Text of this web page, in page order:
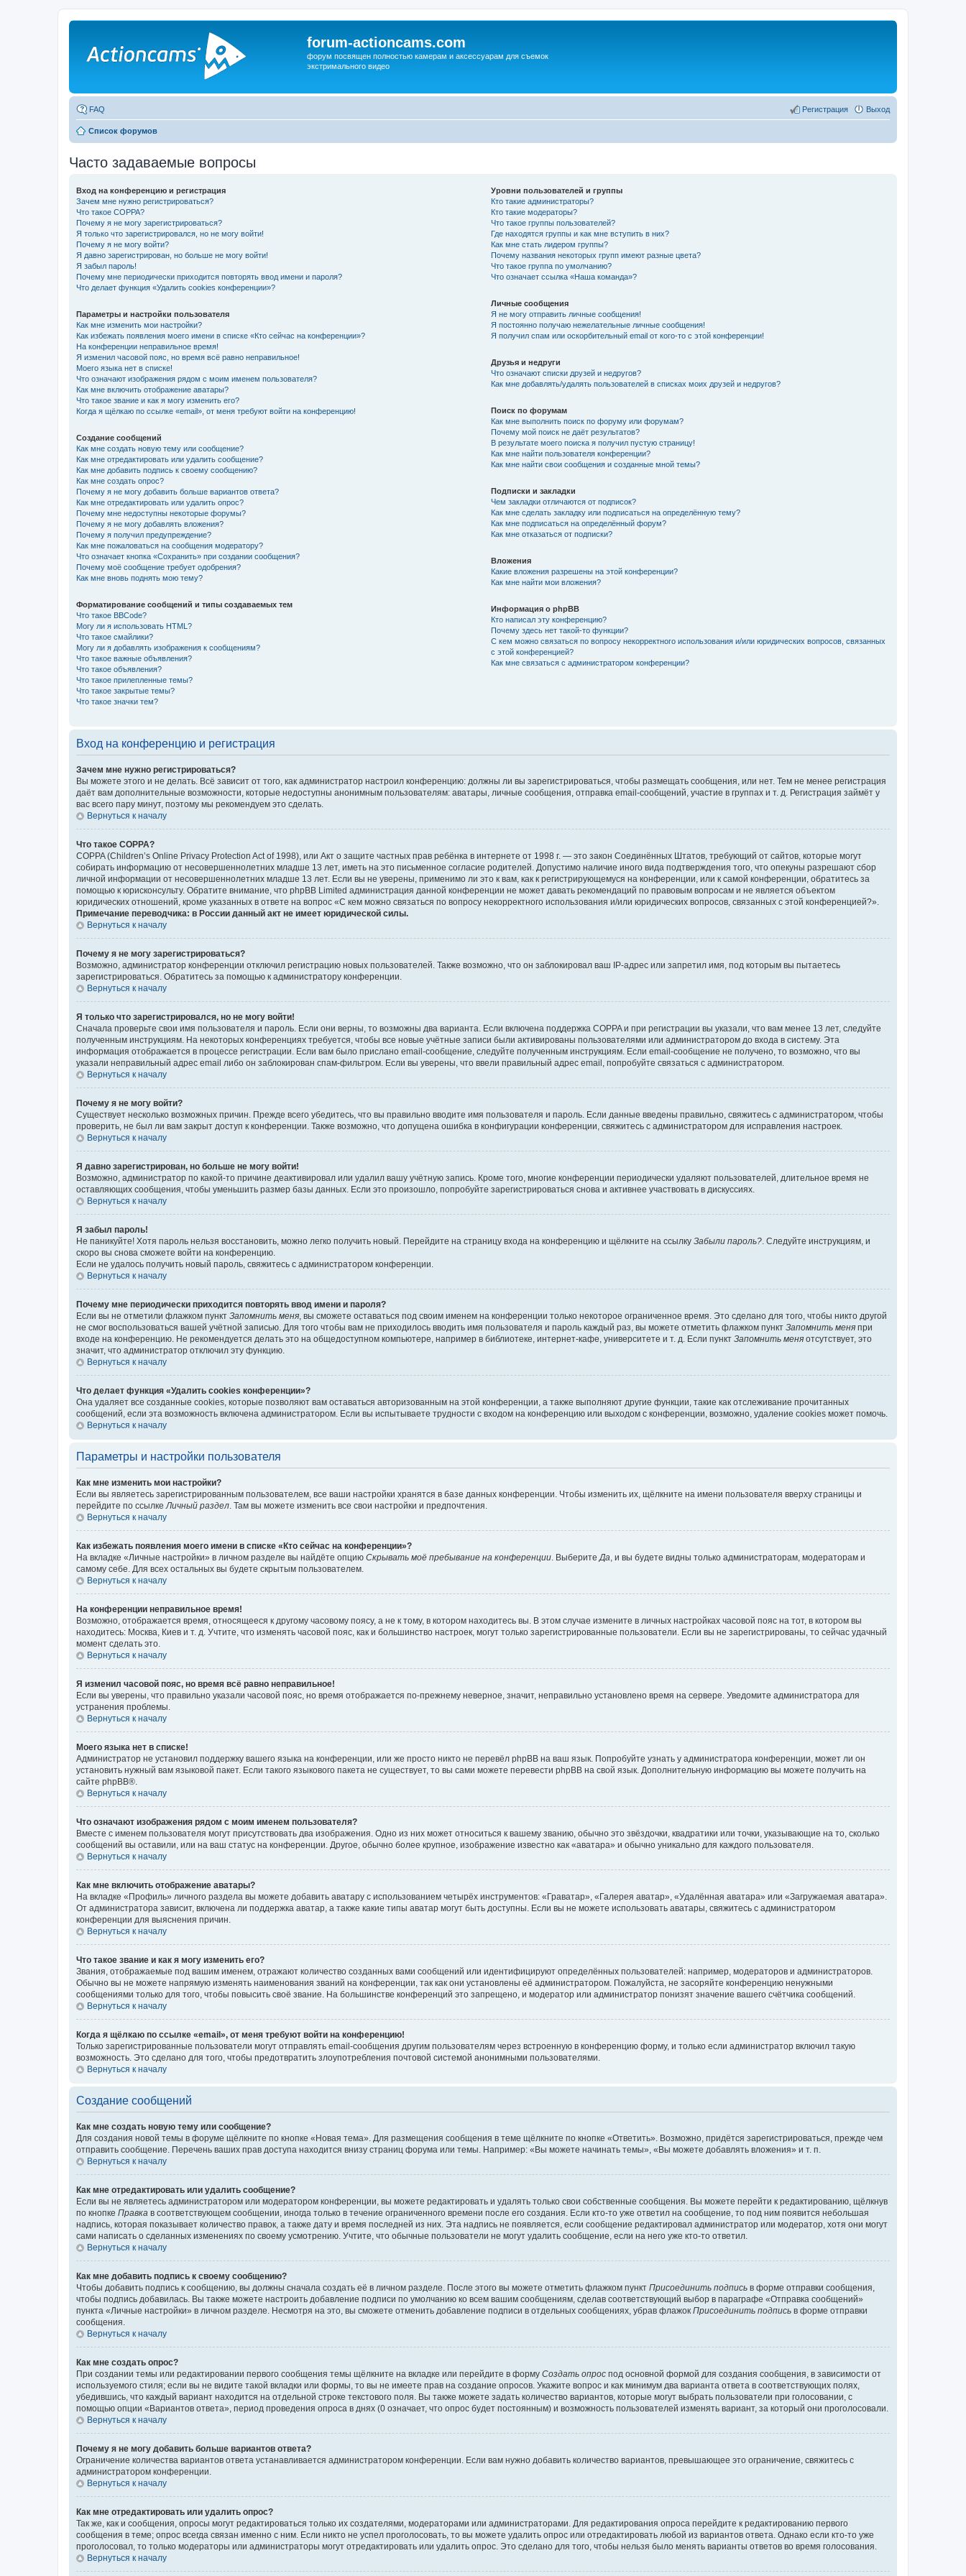
forum-actioncams.com
форум посвящен полностью камерам и аксессуарам для съемок
экстримального видео
FAQ Выход
Регистрация
Список форумов
Часто задаваемые вопросы
Вход на конференцию и регистрация
Зачем мне нужно регистрироваться?
Что такое COPPA?
Почему я не могу зарегистрироваться?
Я только что зарегистрировался, но не могу войти!
Почему я не могу войти?
Я давно зарегистрирован, но больше не могу войти!
Я забыл пароль!
Почему мне периодически приходится повторять ввод имени и пароля?
Что делает функция «Удалить cookies конференции»?
Параметры и настройки пользователя
Как мне изменить мои настройки?
Как избежать появления моего имени в списке «Кто сейчас на конференции»?
На конференции неправильное время!
Я изменил часовой пояс, но время всё равно неправильное!
Моего языка нет в списке!
Что означают изображения рядом с моим именем пользователя?
Как мне включить отображение аватары?
Что такое звание и как я могу изменить его?
Когда я щёлкаю по ссылке «email», от меня требуют войти на конференцию!
Создание сообщений
Как мне создать новую тему или сообщение?
Как мне отредактировать или удалить сообщение?
Как мне добавить подпись к своему сообщению?
Как мне создать опрос?
Почему я не могу добавить больше вариантов ответа?
Как мне отредактировать или удалить опрос?
Почему мне недоступны некоторые форумы?
Почему я не могу добавлять вложения?
Почему я получил предупреждение?
Как мне пожаловаться на сообщения модератору?
Что означает кнопка «Сохранить» при создании сообщения?
Почему моё сообщение требует одобрения?
Как мне вновь поднять мою тему?
Форматирование сообщений и типы создаваемых тем
Что такое BBCode?
Могу ли я использовать HTML?
Что такое смайлики?
Могу ли я добавлять изображения к сообщениям?
Что такое важные объявления?
Что такое объявления?
Что такое прилепленные темы?
Что такое закрытые темы?
Что такое значки тем?
Уровни пользователей и группы
Кто такие администраторы?
Кто такие модераторы?
Что такое группы пользователей?
Где находятся группы и как мне вступить в них?
Как мне стать лидером группы?
Почему названия некоторых групп имеют разные цвета?
Что такое группа по умолчанию?
Что означает ссылка «Наша команда»?
Личные сообщения
Я не могу отправить личные сообщения!
Я постоянно получаю нежелательные личные сообщения!
Я получил спам или оскорбительный email от кого-то с этой конференции!
Друзья и недруги
Что означают списки друзей и недругов?
Как мне добавлять/удалять пользователей в списках моих друзей и недругов?
Поиск по форумам
Как мне выполнить поиск по форуму или форумам?
Почему мой поиск не даёт результатов?
В результате моего поиска я получил пустую страницу!
Как мне найти пользователя конференции?
Как мне найти свои сообщения и созданные мной темы?
Подписки и закладки
Чем закладки отличаются от подписок?
Как мне сделать закладку или подписаться на определённую тему?
Как мне подписаться на определённый форум?
Как мне отказаться от подписки?
Вложения
Какие вложения разрешены на этой конференции?
Как мне найти мои вложения?
Информация о phpBB
Кто написал эту конференцию?
Почему здесь нет такой-то функции?
С кем можно связаться по вопросу некорректного использования и/или юридических вопросов, связанных
с этой конференцией?
Как мне связаться с администратором конференции?
Вход на конференцию и регистрация
Зачем мне нужно регистрироваться?
Вы можете этого и не делать. Всё зависит от того, как администратор настроил конференцию: должны ли вы зарегистрироваться, чтобы размещать сообщения, или нет. Тем не менее регистрация
даёт вам дополнительные возможности, которые недоступны анонимным пользователям: аватары, личные сообщения, отправка email-сообщений, участие в группах и т. д. Регистрация займёт у
вас всего пару минут, поэтому мы рекомендуем это сделать.
Вернуться к началу
Что такое COPPA?
COPPA (Children’s Online Privacy Protection Act of 1998), или Акт о защите частных прав ребёнка в интернете от 1998 г. — это закон Соединённых Штатов, требующий от сайтов, которые могут
собирать информацию от несовершеннолетних младше 13 лет, иметь на это письменное согласие родителей. Допустимо наличие иного вида подтверждения того, что опекуны разрешают сбор
личной информации от несовершеннолетних младше 13 лет. Если вы не уверены, применимо ли это к вам, как к регистрирующемуся на конференции, или к самой конференции, обратитесь за
помощью к юрисконсульту. Обратите внимание, что phpBB Limited администрация данной конференции не может давать рекомендаций по правовым вопросам и не является объектом
юридических отношений, кроме указанных в ответе на вопрос «С кем можно связаться по вопросу некорректного использования и/или юридических вопросов, связанных с этой конференцией?».
Примечание переводчика: в России данный акт не имеет юридической силы.
Вернуться к началу
Почему я не могу зарегистрироваться?
Возможно, администратор конференции отключил регистрацию новых пользователей. Также возможно, что он заблокировал ваш IP-адрес или запретил имя, под которым вы пытаетесь
зарегистрироваться. Обратитесь за помощью к администратору конференции.
Вернуться к началу
Я только что зарегистрировался, но не могу войти!
Сначала проверьте свои имя пользователя и пароль. Если они верны, то возможны два варианта. Если включена поддержка COPPA и при регистрации вы указали, что вам менее 13 лет, следуйте
полученным инструкциям. На некоторых конференциях требуется, чтобы все новые учётные записи были активированы пользователями или администратором до входа в систему. Эта
информация отображается в процессе регистрации. Если вам было прислано email-сообщение, следуйте полученным инструкциям. Если email-сообщение не получено, то возможно, что вы
указали неправильный адрес email либо он заблокирован спам-фильтром. Если вы уверены, что ввели правильный адрес email, попробуйте связаться с администратором.
Вернуться к началу
Почему я не могу войти?
Существует несколько возможных причин. Прежде всего убедитесь, что вы правильно вводите имя пользователя и пароль. Если данные введены правильно, свяжитесь с администратором, чтобы
проверить, не был ли вам закрыт доступ к конференции. Также возможно, что допущена ошибка в конфигурации конференции, свяжитесь с администратором для исправления настроек.
Вернуться к началу
Я давно зарегистрирован, но больше не могу войти!
Возможно, администратор по какой-то причине деактивировал или удалил вашу учётную запись. Кроме того, многие конференции периодически удаляют пользователей, длительное время не
оставляющих сообщения, чтобы уменьшить размер базы данных. Если это произошло, попробуйте зарегистрироваться снова и активнее участвовать в дискуссиях.
Вернуться к началу
Я забыл пароль!
Не паникуйте! Хотя пароль нельзя восстановить, можно легко получить новый. Перейдите на страницу входа на конференцию и щёлкните на ссылку Забыли пароль?. Следуйте инструкциям, и
скоро вы снова сможете войти на конференцию.
Если не удалось получить новый пароль, свяжитесь с администратором конференции.
Вернуться к началу
Почему мне периодически приходится повторять ввод имени и пароля?
Если вы не отметили флажком пункт Запомнить меня, вы сможете оставаться под своим именем на конференции только некоторое ограниченное время. Это сделано для того, чтобы никто другой
не смог воспользоваться вашей учётной записью. Для того чтобы вам не приходилось вводить имя пользователя и пароль каждый раз, вы можете отметить флажком пункт Запомнить меня при
входе на конференцию. Не рекомендуется делать это на общедоступном компьютере, например в библиотеке, интернет-кафе, университете и т. д. Если пункт Запомнить меня отсутствует, это
значит, что администратор отключил эту функцию.
Вернуться к началу
Что делает функция «Удалить cookies конференции»?
Она удаляет все созданные cookies, которые позволяют вам оставаться авторизованным на этой конференции, а также выполняют другие функции, такие как отслеживание прочитанных
сообщений, если эта возможность включена администратором. Если вы испытываете трудности с входом на конференцию или выходом с конференции, возможно, удаление cookies может помочь.
Вернуться к началу
Параметры и настройки пользователя
Как мне изменить мои настройки?
Если вы являетесь зарегистрированным пользователем, все ваши настройки хранятся в базе данных конференции. Чтобы изменить их, щёлкните на имени пользователя вверху страницы и
перейдите по ссылкеЛичный раздел. Там вы можете изменить все свои настройки и предпочтения.
Вернуться к началу
Как избежать появления моего имени в списке «Кто сейчас на конференции»?
На вкладке «Личные настройки» в личном разделе вы найдёте опцию Скрывать моё пребывание на конференции. ВыберитеДа, и вы будете видны только администраторам, модераторам и
самому себе. Для всех остальных вы будете скрытым пользователем.
Вернуться к началу
На конференции неправильное время!
Возможно, отображается время, относящееся к другому часовому поясу, а не к тому, в котором находитесь вы. В этом случае измените в личных настройках часовой пояс на тот, в котором вы
находитесь: Москва, Киев и т. д. Учтите, что изменять часовой пояс, как и большинство настроек, могут только зарегистрированные пользователи. Если вы не зарегистрированы, то сейчас удачный
момент сделать это.
Вернуться к началу
Я изменил часовой пояс, но время всё равно неправильное!
Если вы уверены, что правильно указали часовой пояс, но время отображается по-прежнему неверное, значит, неправильно установлено время на сервере. Уведомите администратора для
устранения проблемы.
Вернуться к началу
Моего языка нет в списке!
Администратор не установил поддержку вашего языка на конференции, или же просто никто не перевёл phpBB на ваш язык. Попробуйте узнать у администратора конференции, может ли он
установить нужный вам языковой пакет. Если такого языкового пакета не существует, то вы сами можете перевести phpBB на свой язык. Дополнительную информацию вы можете получить на
сайте phpBB®.
Вернуться к началу
Что означают изображения рядом с моим именем пользователя?
Вместе с именем пользователя могут присутствовать два изображения. Одно из них может относиться к вашему званию, обычно это звёздочки, квадратики или точки, указывающие на то, сколько
сообщений вы оставили, или на ваш статус на конференции. Другое, обычно более крупное, изображение известно как «аватара» и обычно уникально для каждого пользователя.
Вернуться к началу
Как мне включить отображение аватары?
На вкладке «Профиль» личного раздела вы можете добавить аватару с использованием четырёх инструментов: «Граватар», «Галерея аватар», «Удалённая аватара» или «Загружаемая аватара».
От администратора зависит, включена ли поддержка аватар, а также какие типы аватар могут быть доступны. Если вы не можете использовать аватары, свяжитесь с администратором
конференции для выяснения причин.
Вернуться к началу
Что такое звание и как я могу изменить его?
Звания, отображаемые под вашим именем, отражают количество созданных вами сообщений или идентифицируют определённых пользователей: например, модераторов и администраторов.
Обычно вы не можете напрямую изменять наименования званий на конференции, так как они установлены её администратором. Пожалуйста, не засоряйте конференцию ненужными
сообщениями только для того, чтобы повысить своё звание. На большинстве конференций это запрещено, и модератор или администратор понизят значение вашего счётчика сообщений.
Вернуться к началу
Когда я щёлкаю по ссылке «email», от меня требуют войти на конференцию!
Только зарегистрированные пользователи могут отправлять email-сообщения другим пользователям через встроенную в конференцию форму, и только если администратор включил такую
возможность. Это сделано для того, чтобы предотвратить злоупотребления почтовой системой анонимными пользователями.
Вернуться к началу
Создание сообщений
Как мне создать новую тему или сообщение?
Для создания новой темы в форуме щёлкните по кнопке «Новая тема». Для размещения сообщения в теме щёлкните по кнопке «Ответить». Возможно, придётся зарегистрироваться, прежде чем
отправить сообщение. Перечень ваших прав доступа находится внизу страниц форума или темы. Например: «Вы можете начинать темы», «Вы можете добавлять вложения» и т. п.
Вернуться к началу
Как мне отредактировать или удалить сообщение?
Если вы не являетесь администратором или модератором конференции, вы можете редактировать и удалять только свои собственные сообщения. Вы можете перейти к редактированию, щёлкнув
по кнопке Правка в соответствующем сообщении, иногда только в течение ограниченного времени после его создания. Если кто-то уже ответил на сообщение, то под ним появится небольшая
надпись, которая показывает количество правок, а также дату и время последней из них. Эта надпись не появляется, если сообщение редактировал администратор или модератор, хотя они могут
сами написать о сделанных изменениях по своему усмотрению. Учтите, что обычные пользователи не могут удалить сообщение, если на него уже кто-то ответил.
Вернуться к началу
Как мне добавить подпись к своему сообщению?
Чтобы добавить подпись к сообщению, вы должны сначала создать её в личном разделе. После этого вы можете отметить флажком пункт Присоединить подпись в форме отправки сообщения,
чтобы подпись добавилась. Вы также можете настроить добавление подписи по умолчанию ко всем вашим сообщениям, сделав соответствующий выбор в параграфе «Отправка сообщений»
пункта «Личные настройки» в личном разделе. Несмотря на это, вы сможете отменить добавление подписи в отдельных сообщениях, убрав флажок Присоединить подпись в форме отправки
сообщения.
Вернуться к началу
Как мне создать опрос?
При создании темы или редактировании первого сообщения темы щёлкните на вкладке или перейдите в форму Создать опрос под основной формой для создания сообщения, в зависимости от
используемого стиля; если вы не видите такой вкладки или формы, то вы не имеете прав на создание опросов. Укажите вопрос и как минимум два варианта ответа в соответствующих полях,
убедившись, что каждый вариант находится на отдельной строке текстового поля. Вы также можете задать количество вариантов, которые могут выбрать пользователи при голосовании, с
помощью опции «Вариантов ответа», период проведения опроса в днях (0 означает, что опрос будет постоянным) и возможность пользователей изменять вариант, за который они проголосовали.
Вернуться к началу
Почему я не могу добавить больше вариантов ответа?
Ограничение количества вариантов ответа устанавливается администратором конференции. Если вам нужно добавить количество вариантов, превышающее это ограничение, свяжитесь с
администратором конференции.
Вернуться к началу
Как мне отредактировать или удалить опрос?
Так же, как и сообщения, опросы могут редактироваться только их создателями, модераторами или администраторами. Для редактирования опроса перейдите к редактированию первого
сообщения в теме; опрос всегда связан именно с ним. Если никто не успел проголосовать, то вы можете удалить опрос или отредактировать любой из вариантов ответа. Однако если кто-то уже
проголосовал, то только модераторы или администраторы могут отредактировать или удалить опрос. Это сделано для того, чтобы нельзя было менять варианты ответов во время голосования.
Вернуться к началу